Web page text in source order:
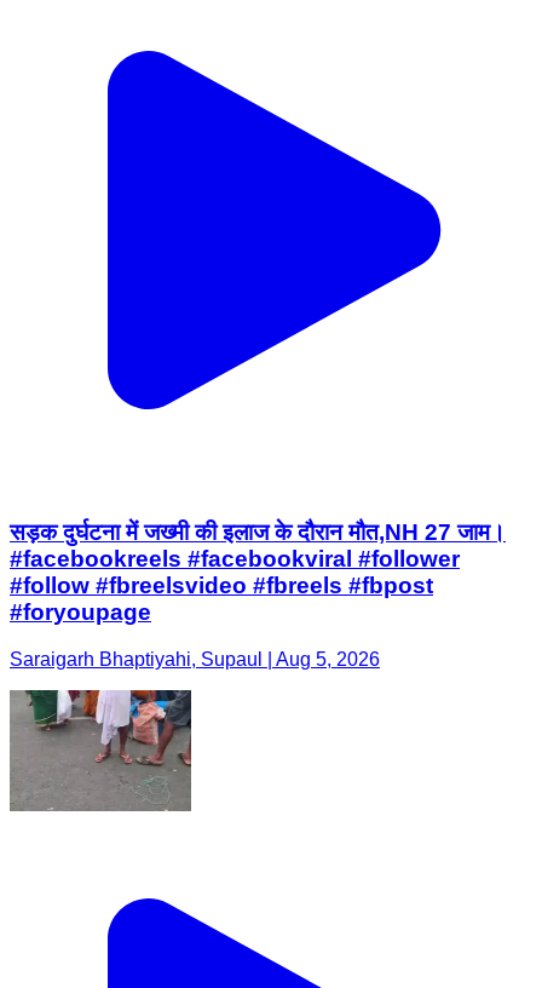
सड़क दुर्घटना में जख्मी की इलाज के दौरान मौत,NH 27 जाम।
#facebookreels #facebookviral #follower
#follow #fbreelsvideo #fbreels #fbpost
#foryoupage
Saraigarh Bhaptiyahi, Supaul | Aug 5, 2026